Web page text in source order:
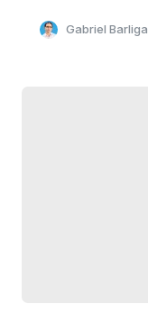
Gabriel Barliga